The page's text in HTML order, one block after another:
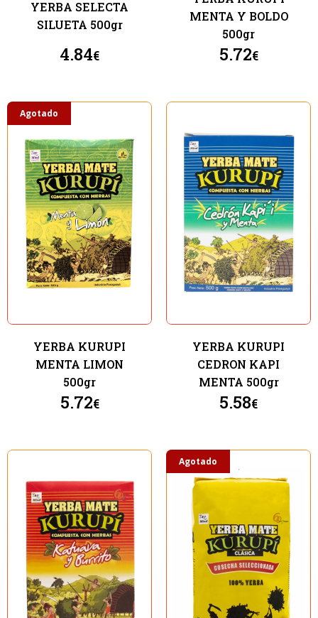
​​​​YERBA SELECTA
SILUETA 500gr
4.84€
MENTA Y BOLDO
500gr
5.72€
Agotado
YERBA KURUPI
MENTA LIMON
500gr
5.72€
YERBA KURUPI
CEDRON KAPI
MENTA 500gr
5.58€
Agotado